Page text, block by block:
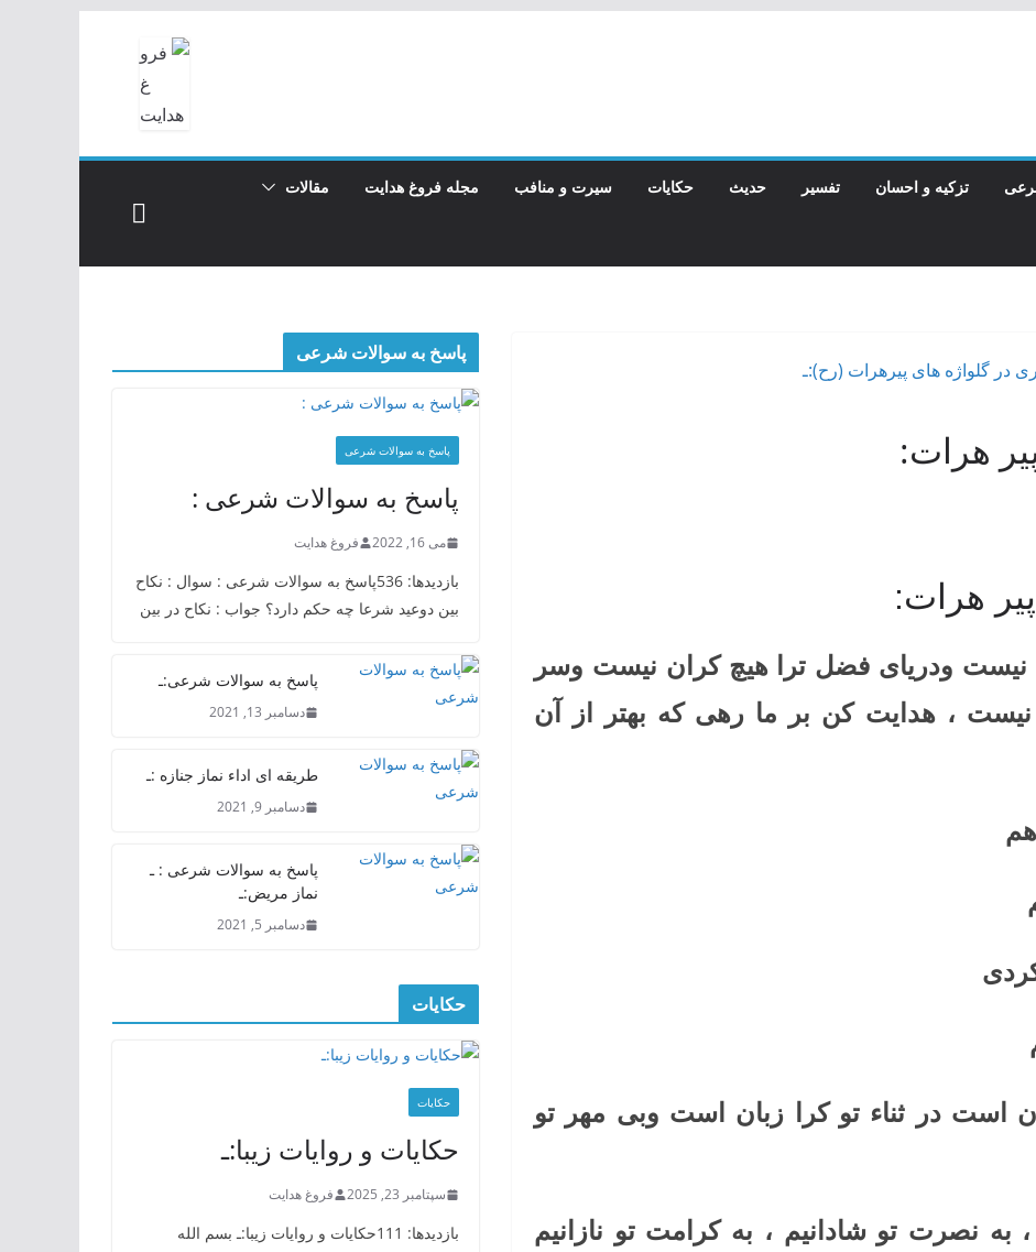
تزکیه و احسان تفسیر حدیث حکایات سیرت و منافب مجله فروغ هدایت مقالات
هرات:
هرات:
نیست ودریای فضل ترا هیچ کران نیست وسر
، هدایت کن بر ما رهی که بهتر از آن
است در ثناء تو کرا زبان است وبی مهر تو
به نصرت تو شادانیم ، به کرامت تو نازانیم
پاسخ به سوالات شرعی
پاسخ به سوالات شرعی
پاسخ به سوالات شرعی :
می 16, 2022 فروغ هدایت
بازدیدها: 536پاسخ به سوالات شرعی : سوال : نکاح
بین دوعید شرعا چه حکم دارد؟ جواب : نکاح در بین
پاسخ به سوالات شرعی:ـ
دسامبر 13, 2021
طریقه ای اداء نماز جنازه :ـ
دسامبر 9, 2021
پاسخ به سوالات شرعی : ـ
نماز مریض:ـ
دسامبر 5, 2021
حکایات
حکایات
حکایات و روایات زیبا:ـ
سپتامبر 23, 2025 فروغ هدایت
بازدیدها: 111حکایات و روایات زیبا:ـ بسم الله